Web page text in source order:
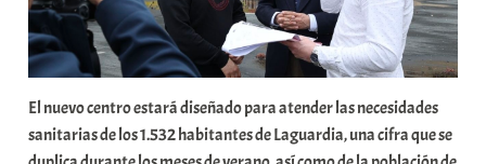
El nuevo centro estará diseñado para atender las necesidades
sanitarias de los 1.532 habitantes de Laguardia, una cifra que se